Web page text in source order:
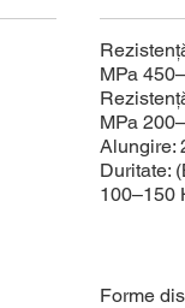
MPa
MPa
Alungire:
Duritate:
100–150
Forme